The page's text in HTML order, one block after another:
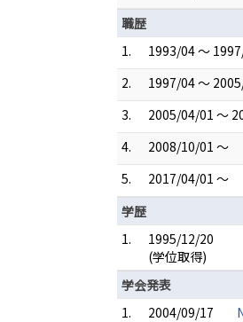
職歴
1.
1993/04 ～
2.
1997/04 ～
3.
2005/04/01 ～
4.
2008/10/01 ～
5.
2017/04/01 ～
学歴
1.
1995/12/20
(学位取得)
学会発表
1.
2004/09/17